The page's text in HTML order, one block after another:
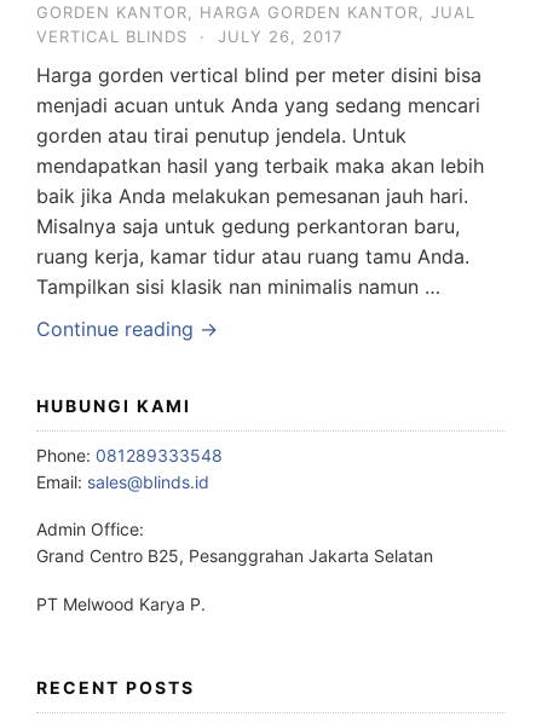
GORDEN KANTOR HARGA GORDEN KANTOR
JUAL
VERTICAL BLINDS
· JULY 26, 2017
Harga gorden vertical blind per meter disini bisa
menjadi acuan untuk Anda yang sedang mencari
gorden atau tirai penutup jendela. Untuk
mendapatkan hasil yang terbaik maka akan lebih
baik jika Anda melakukan pemesanan jauh hari.
Misalnya saja untuk gedung perkantoran baru,
ruang kerja, kamar tidur atau ruang tamu Anda.
Tampilkan sisi klasik nan minimalis namun …
Continue reading →
HUBUNGI KAMI
Phone: 081289333548
Email: sales@blinds.id
Admin Office:
Grand Centro B25, Pesanggrahan Jakarta Selatan
PT Melwood Karya P.
RECENT POSTS